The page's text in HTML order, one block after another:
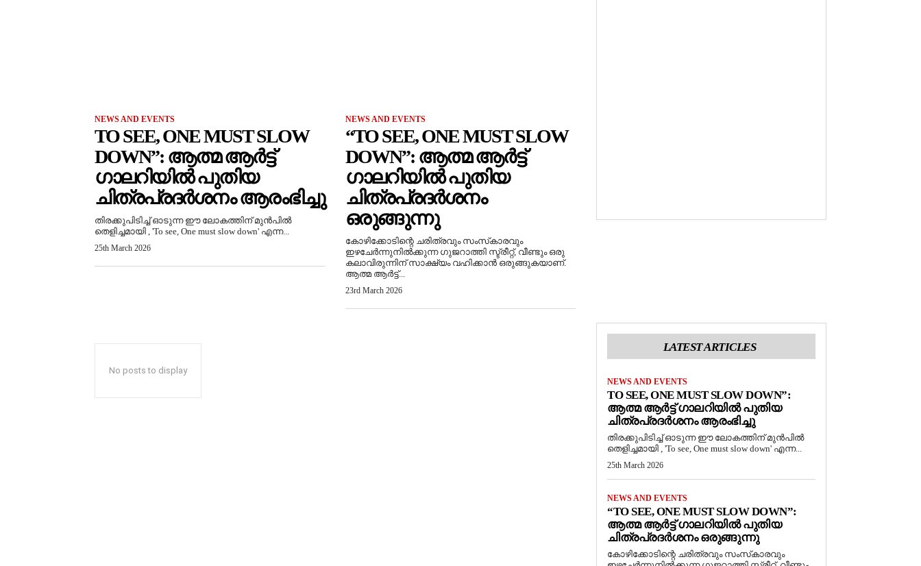
NEWS AND EVENTS
TO SEE, ONE MUST SLOW
DOWN”: ആത്മ ആർട്ട്
ഗാലറിയിൽ പുതിയ
ചിത്രപ്രദർശനം ആരംഭിച്ചു
തിരക്കുപിടിച്ച് ഓടുന്ന ഈ ലോകത്തിന് മുൻപിൽ
തെളിച്ചമായി , 'To see, One must slow down' എന്ന...
25th March 2026
NEWS AND EVENTS
“TO SEE, ONE MUST SLOW
DOWN”: ആത്മ ആർട്ട്
ഗാലറിയിൽ പുതിയ
ചിത്രപ്രദർശനം
ഒരുങ്ങുന്നു
കോഴിക്കോടിന്റെ ചരിത്രവും സംസ്‌കാരവും
ഇഴചേർന്നുനിൽക്കുന്ന ഗുജറാത്തി സ്ട്രീറ്റ്, വീണ്ടും ഒരു
കലാവിരുന്നിന് സാക്ഷ്യം വഹിക്കാൻ ഒരുങ്ങുകയാണ്.
ആത്മ ആർട്ട്...
23rd March 2026
No posts to display
LATEST ARTICLES
NEWS AND EVENTS
TO SEE, ONE MUST SLOW DOWN”:
ആത്മ ആർട്ട് ഗാലറിയിൽ പുതിയ
ചിത്രപ്രദർശനം ആരംഭിച്ചു
തിരക്കുപിടിച്ച് ഓടുന്ന ഈ ലോകത്തിന് മുൻപിൽ
തെളിച്ചമായി , 'To see, One must slow down' എന്ന...
25th March 2026
NEWS AND EVENTS
“TO SEE, ONE MUST SLOW DOWN”:
ആത്മ ആർട്ട് ഗാലറിയിൽ പുതിയ
ചിത്രപ്രദർശനം ഒരുങ്ങുന്നു
കോഴിക്കോടിന്റെ ചരിത്രവും സംസ്‌കാരവും